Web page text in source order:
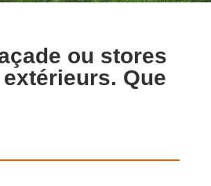
ou stores
Que